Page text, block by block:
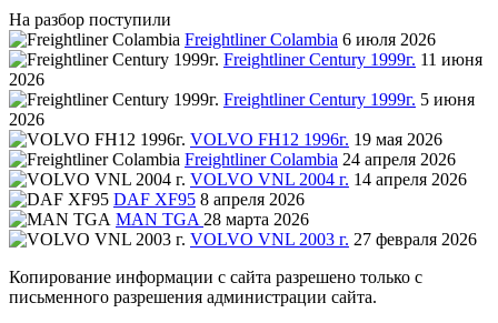
На разбор поступили
Freightliner Colambia 6 июля 2026
Freightliner Century 1999г. 11 июня
2026
Freightliner Century 1999г. 5 июня
2026
VOLVO FH12 1996г. 19 мая 2026
Freightliner Colambia 24 апреля 2026
VOLVO VNL 2004 г. 14 апреля 2026
DAF XF95 8 апреля 2026
MAN TGA 28 марта 2026
VOLVO VNL 2003 г. 27 февраля 2026
Копирование информации с сайта разрешено только с
письменного разрешения администрации сайта.